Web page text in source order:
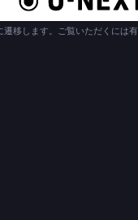
計士・北沢迅人（阿部寛
。
移します。ご覧いただくには有